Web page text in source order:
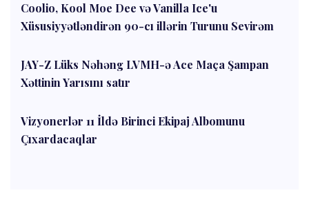
Coolio, Kool Moe Dee və Vanilla Ice'u
Xüsusiyyətləndirən 90-cı illərin Turunu Sevirəm
JAY-Z Lüks Nəhəng LVMH-ə Ace Maça Şampan
Xəttinin Yarısını satır
Vizyonerlər 11 İldə Birinci Ekipaj Albomunu
Çıxardacaqlar